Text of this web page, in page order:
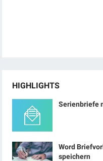
HIGHLIGHTS
Serienbriefe
Word
speichern